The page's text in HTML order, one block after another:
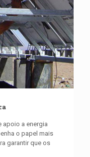
apoio a energia
o papel mais
garantir que os